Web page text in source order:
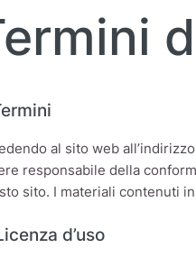
al sito web all’indirizzo
responsabile della
sito. I materiali contenuti
d’uso